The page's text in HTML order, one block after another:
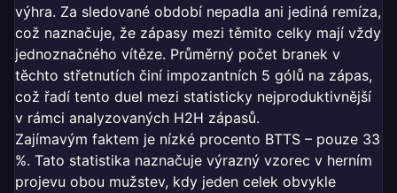
výhra. Za sledované období nepadla ani jediná remíza,
což naznačuje, že zápasy mezi těmito celky mají vždy
jednoznačného vítěze. Průměrný počet branek v
těchto střetnutích činí impozantních 5 gólů na zápas,
což řadí tento duel mezi statisticky nejproduktivnější
v rámci analyzovaných H2H zápasů.
Zajímavým faktem je nízké procento BTTS – pouze 33
%. Tato statistika naznačuje výrazný vzorec v herním
projevu obou mužstev, kdy jeden celek obvykle